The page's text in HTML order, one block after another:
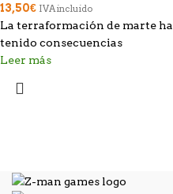
13,50€ IVA incluido
La terraformación de marte ha
tenido consecuencias
Leer más